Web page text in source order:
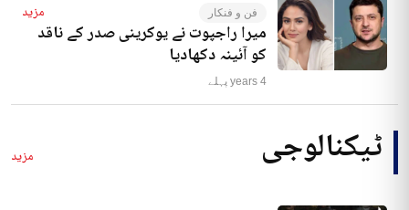
فن و فنکار مزید
میرا راجپوت نے یوکرینی صدر کے ناقد
کو آئینہ دکھادیا
4 years پہلے
ٹیکنالوجی مزید